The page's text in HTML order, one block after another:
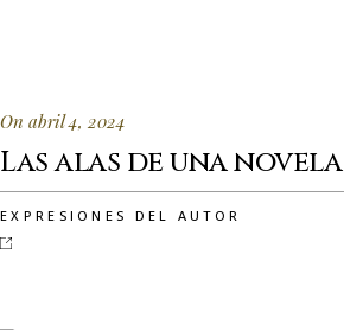
On abril 4, 2024
Las alas de una novela
EXPRESIONES DEL AUTOR